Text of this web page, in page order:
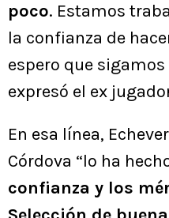
poco. Estamos
la confianza de
espero que
expresó el ex
En esa línea,
Córdova “lo ha
confianza y los